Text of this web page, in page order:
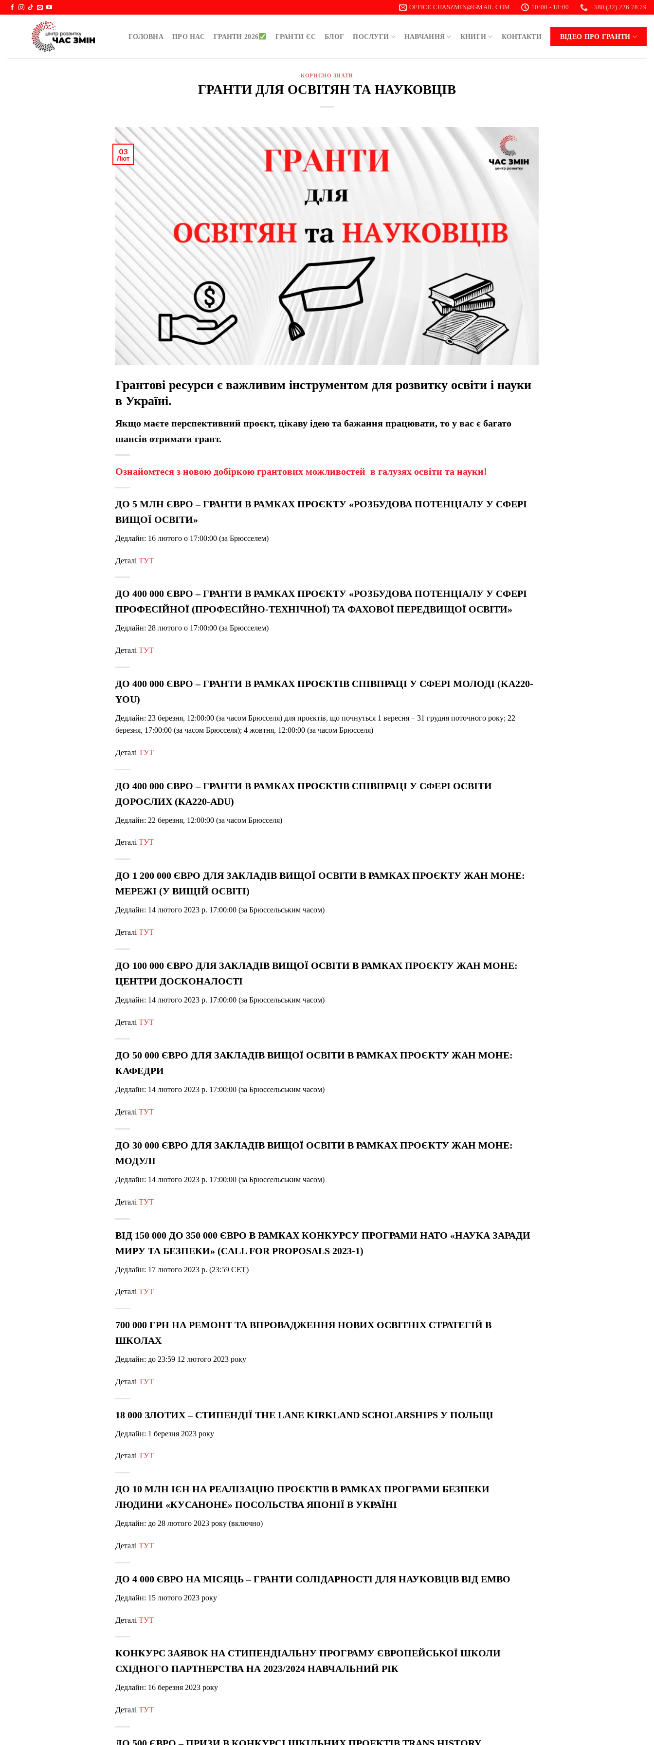
Skip
OFFICE.CHASZMIN@GMAIL.COM 10:00 - 18:00 +380 (32) 226 78 79
ГОЛОВНА ПРО НАС ГРАНТИ 2026 ГРАНТИ ЄС БЛОГ ПОСЛУГИ НАВЧАННЯ КНИГИ КОНТАКТИ ВІДЕО ПРО ГРАНТИ
КОРИСНО ЗНАТИ
ГРАНТИ ДЛЯ ОСВІТЯН ТА НАУКОВЦІВ
03
Лют
Грантові ресурси є важливим інструментом для розвитку освіти і науки
в Україні.
Якщо маєте перспективний проєкт, цікаву ідею та бажання працювати, то у вас є багато
шансів отримати грант.
Ознайомтеся з новою добіркою грантових можливостей в галузях освіти та науки!
ДО 5 МЛН ЄВРО – ГРАНТИ В РАМКАХ ПРОЄКТУ «РОЗБУДОВА ПОТЕНЦІАЛУ У СФЕРІ
ВИЩОЇ ОСВІТИ»
Дедлайн: 16 лютого о 17:00:00 (за Брюсселем)
Деталі ТУТ
ДО 400 000 ЄВРО – ГРАНТИ В РАМКАХ ПРОЄКТУ «РОЗБУДОВА ПОТЕНЦІАЛУ У СФЕРІ
ПРОФЕСІЙНОЇ (ПРОФЕСІЙНО-ТЕХНІЧНОЇ) ТА ФАХОВОЇ ПЕРЕДВИЩОЇ ОСВІТИ»
Дедлайн: 28 лютого о 17:00:00 (за Брюсселем)
Деталі ТУТ
ДО 400 000 ЄВРО – ГРАНТИ В РАМКАХ ПРОЄКТІВ СПІВПРАЦІ У СФЕРІ МОЛОДІ (KA220-
YOU)
Дедлайн: 23 березня, 12:00:00 (за часом Брюсселя) для проєктів, що почнуться 1 вересня – 31 грудня поточного року; 22
березня, 17:00:00 (за часом Брюсселя); 4 жовтня, 12:00:00 (за часом Брюсселя)
Деталі ТУТ
ДО 400 000 ЄВРО – ГРАНТИ В РАМКАХ ПРОЄКТІВ СПІВПРАЦІ У СФЕРІ ОСВІТИ
ДОРОСЛИХ (КА220-ADU)
Дедлайн: 22 березня, 12:00:00 (за часом Брюсселя)
Деталі ТУТ
ДО 1 200 000 ЄВРО ДЛЯ ЗАКЛАДІВ ВИЩОЇ ОСВІТИ В РАМКАХ ПРОЄКТУ ЖАН МОНЕ:
МЕРЕЖІ (У ВИЩІЙ ОСВІТІ)
Дедлайн: 14 лютого 2023 р. 17:00:00 (за Брюссельським часом)
Деталі ТУТ
ДО 100 000 ЄВРО ДЛЯ ЗАКЛАДІВ ВИЩОЇ ОСВІТИ В РАМКАХ ПРОЄКТУ ЖАН МОНЕ:
ЦЕНТРИ ДОСКОНАЛОСТІ
Дедлайн: 14 лютого 2023 р. 17:00:00 (за Брюссельським часом)
Деталі ТУТ
ДО 50 000 ЄВРО ДЛЯ ЗАКЛАДІВ ВИЩОЇ ОСВІТИ В РАМКАХ ПРОЄКТУ ЖАН МОНЕ:
КАФЕДРИ
Дедлайн: 14 лютого 2023 р. 17:00:00 (за Брюссельським часом)
Деталі ТУТ
ДО 30 000 ЄВРО ДЛЯ ЗАКЛАДІВ ВИЩОЇ ОСВІТИ В РАМКАХ ПРОЄКТУ ЖАН МОНЕ:
МОДУЛІ
Дедлайн: 14 лютого 2023 р. 17:00:00 (за Брюссельським часом)
Деталі ТУТ
ВІД 150 000 ДО 350 000 ЄВРО В РАМКАХ КОНКУРСУ ПРОГРАМИ НАТО «НАУКА ЗАРАДИ
МИРУ ТА БЕЗПЕКИ» (CALL FOR PROPOSALS 2023-1)
Дедлайн: 17 лютого 2023 р. (23:59 CET)
Деталі ТУТ
700 000 ГРН НА РЕМОНТ ТА ВПРОВАДЖЕННЯ НОВИХ ОСВІТНІХ СТРАТЕГІЙ В
ШКОЛАХ
Дедлайн: до 23:59 12 лютого 2023 року
Деталі ТУТ
18 000 ЗЛОТИХ – СТИПЕНДІЇ THE LANE KIRKLAND SCHOLARSHIPS У ПОЛЬЩІ
Дедлайн: 1 березня 2023 року
Деталі ТУТ
ДО 10 МЛН ІЄН НА РЕАЛІЗАЦІЮ ПРОЄКТІВ В РАМКАХ ПРОГРАМИ БЕЗПЕКИ
ЛЮДИНИ «КУСАНОНЕ» ПОСОЛЬСТВА ЯПОНІЇ В УКРАЇНІ
Дедлайн: до 28 лютого 2023 року (включно)
Деталі ТУТ
ДО 4 000 ЄВРО НА МІСЯЦЬ – ГРАНТИ СОЛІДАРНОСТІ ДЛЯ НАУКОВЦІВ ВІД EMBO
Дедлайн: 15 лютого 2023 року
Деталі ТУТ
КОНКУРС ЗАЯВОК НА СТИПЕНДІАЛЬНУ ПРОГРАМУ ЄВРОПЕЙСЬКОЇ ШКОЛИ
СХІДНОГО ПАРТНЕРСТВА НА 2023/2024 НАВЧАЛЬНИЙ РІК
Дедлайн: 16 березня 2023 року
Деталі ТУТ